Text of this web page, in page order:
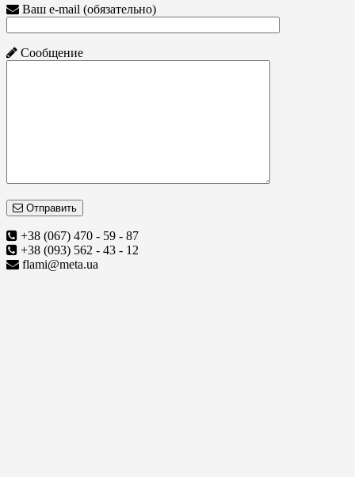
Ваш e-mail (обязательно)
Сообщение
Отправить
+38 (067) 470 - 59 - 87
+38 (093) 562 - 43 - 12
flami@meta.ua